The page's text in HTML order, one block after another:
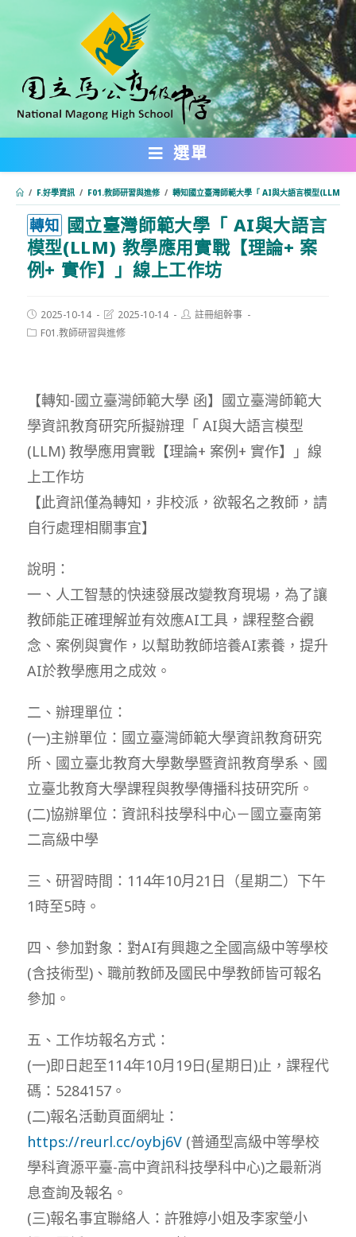
內
選單
/ F.好學資訊 / F01.教師研習與進修 / 轉知國立臺灣師範大學「 AI與大語言模型(LLM)
轉知 國立臺灣師範大學「 AI與大語言
模型(LLM) 教學應用實戰【理論+ 案
例+ 實作】」線上工作坊
Post
published:
2025-10-14
Post
last
modified:
2025-10-14
Post註冊組幹事
PostF01.教師研習與進修
【轉知-國立臺灣師範大學 函】國立臺灣師範大
學資訊教育研究所擬辦理「 AI與大語言模型
(LLM) 教學應用實戰【理論+ 案例+ 實作】」線
上工作坊
【此資訊僅為轉知，非校派，欲報名之教師，請
自行處理相關事宜】
說明：
一、人工智慧的快速發展改變教育現場，為了讓
教師能正確理解並有效應AI工具，課程整合觀
念、案例與實作，以幫助教師培養AI素養，提升
AI於教學應用之成效。
二、辦理單位：
(一)主辦單位：國立臺灣師範大學資訊教育研究
所、國立臺北教育大學數學暨資訊教育學系、國
立臺北教育大學課程與教學傳播科技研究所。
(二)協辦單位：資訊科技學科中心－國立臺南第
二高級中學
三、研習時間：114年10月21日（星期二）下午
1時至5時。
四、參加對象：對AI有興趣之全國高級中等學校
(含技術型)、職前教師及國民中學教師皆可報名
參加。
五、工作坊報名方式：
(一)即日起至114年10月19日(星期日)止，課程代
碼：5284157。
(二)報名活動頁面網址：
https://reurl.cc/oybj6V(普通型高級中等學校
學科資源平臺-高中資訊科技學科中心)之最新消
息查詢及報名。
(三)報名事宜聯絡人：許雅婷小姐及李家瑩小